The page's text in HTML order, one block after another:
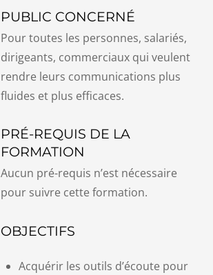
PUBLIC CONCERNÉ
Pour toutes les personnes, salariés,
dirigeants, commerciaux qui veulent
rendre leurs communications plus
fluides et plus efficaces.
PRÉ-REQUIS DE LA
FORMATION
Aucun pré-requis n’est nécessaire
pour suivre cette formation.
OBJECTIFS
Acquérir les outils d’écoute pour